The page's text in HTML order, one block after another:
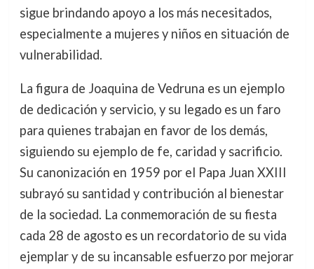
sigue brindando apoyo a los más necesitados,
especialmente a mujeres y niños en situación de
vulnerabilidad.
La figura de Joaquina de Vedruna es un ejemplo
de dedicación y servicio, y su legado es un faro
para quienes trabajan en favor de los demás,
siguiendo su ejemplo de fe, caridad y sacrificio.
Su canonización en 1959 por el Papa Juan XXIII
subrayó su santidad y contribución al bienestar
de la sociedad. La conmemoración de su fiesta
cada 28 de agosto es un recordatorio de su vida
ejemplar y de su incansable esfuerzo por mejorar